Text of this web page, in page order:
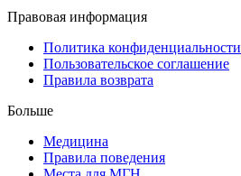
Правовая информация
Политика конфиденциальности
Пользовательское соглашение
Правила возврата
Больше
Медицина
Правила поведения